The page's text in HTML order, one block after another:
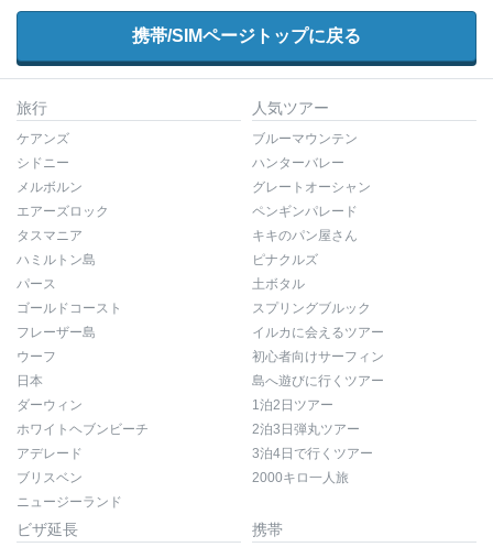
携帯/SIMページトップに戻る
旅行
ケアンズ
シドニー
メルボルン
エアーズロック
タスマニア
ハミルトン島
パース
ゴールドコースト
フレーザー島
ウーフ
日本
ダーウィン
ホワイトヘブンビーチ
アデレード
ブリスベン
ニュージーランド
人気ツアー
ブルーマウンテン
ハンターバレー
グレートオーシャン
ペンギンパレード
キキのパン屋さん
ピナクルズ
土ボタル
スプリングブルック
イルカに会えるツアー
初心者向けサーフィン
島へ遊びに行くツアー
1泊2日ツアー
2泊3日弾丸ツアー
3泊4日で行くツアー
2000キロ一人旅
ビザ延長
携帯